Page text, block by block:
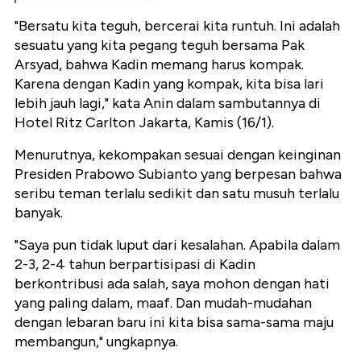
"Bersatu kita teguh, bercerai kita runtuh. Ini adalah
sesuatu yang kita pegang teguh bersama Pak
Arsyad, bahwa Kadin memang harus kompak.
Karena dengan Kadin yang kompak, kita bisa lari
lebih jauh lagi," kata Anin dalam sambutannya di
Hotel Ritz Carlton Jakarta, Kamis (16/1).
Menurutnya, kekompakan sesuai dengan keinginan
Presiden Prabowo Subianto yang berpesan bahwa
seribu teman terlalu sedikit dan satu musuh terlalu
banyak.
"Saya pun tidak luput dari kesalahan. Apabila dalam
2-3, 2-4 tahun berpartisipasi di Kadin
berkontribusi ada salah, saya mohon dengan hati
yang paling dalam, maaf. Dan mudah-mudahan
dengan lebaran baru ini kita bisa sama-sama maju
membangun," ungkapnya.